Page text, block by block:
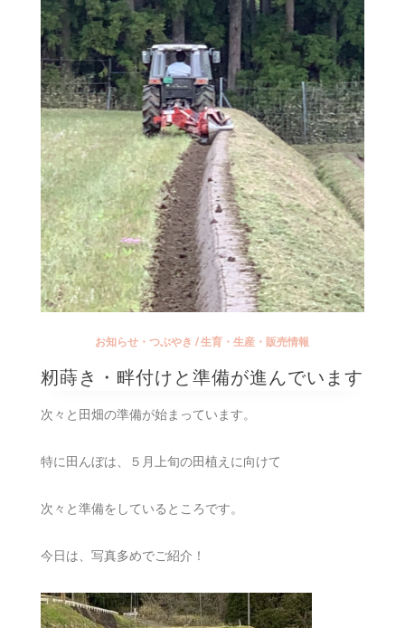
お知らせ・つぶやき /生育・生産・販売情報
籾蒔き・畔付けと準備が進んでいます
次々と田畑の準備が始まっています。
特に田んぼは、５月上旬の田植えに向けて
次々と準備をしているところです。
今日は、写真多めでご紹介！